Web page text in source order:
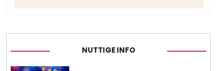
NUTTIGE INFO